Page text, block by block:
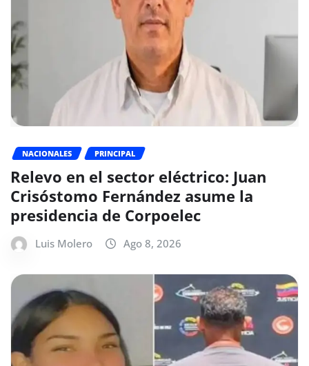
NACIONALES PRINCIPAL
Relevo en el sector eléctrico: Juan
Crisóstomo Fernández asume la
presidencia de Corpoelec
Luis Molero Ago 8, 2026